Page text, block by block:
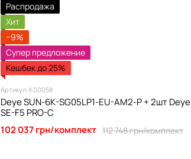
Распродажа
Хит
−9%
Супер предложение
Кешбек до 25%
Артикул: К00058
Deye SUN-6K-SG05LP1-EU-AM2-P + 2шт Deye
SE-F5 PRO-C
112 748 грн/комплект
102 037 грн/комплект